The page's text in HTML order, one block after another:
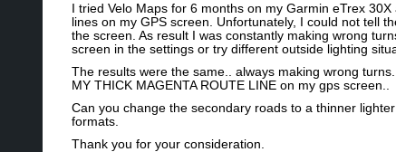
I tried Velo Maps for 6 months on my Garmin eTrex
lines on my GPS screen. Unfortunately, I could not tell
the screen. As result I was constantly making wrong
screen in the settings or try different outside lighting
The results were the same.. always making wrong
MY THICK MAGENTA ROUTE LINE on my gps screen..
Can you change the secondary roads to a thinner
formats.
Thank you for your consideration.